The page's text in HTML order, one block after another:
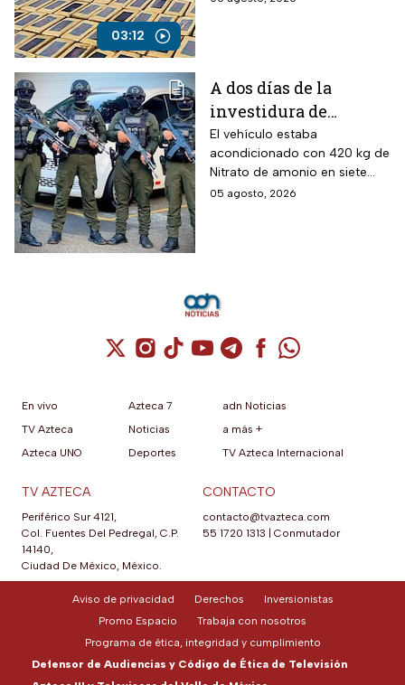
03:12
A dos días de la
investidura de
Abelardo de la
Espriella, desactivan
autobús bomba cerca
de Cali
El vehículo estaba
acondicionado con 420 kg de
Nitrato de amonio en siete
cilindros y presuntamente lo
05 agosto, 2026
Cuenta de X / Twitter (se abre en una
Cuenta de Instagram (se abre en una
Cuenta de TikTok (se abre en
Cuenta de YouTube (se abre
Cuenta de Telegram (se
Cuenta de
Cuenta de
En vivo
TV Azteca
Azteca UNO
Azteca 7
Noticias
Deportes
adn Noticias
a más +
TV Azteca Internacional
TV AZTECA
Periférico Sur 4121,
Col. Fuentes Del Pedregal, C.P.
14140,
Ciudad De México, México.
CONTACTO
contacto@tvazteca.com
55 1720 1313
Conmutador
Aviso de privacidad Derechos
Inversionistas
Promo Espacio
Trabaja con nosotros
Programa de ética, integridad y cumplimiento
Defensor de Audiencias y Código de Ética de Televisión